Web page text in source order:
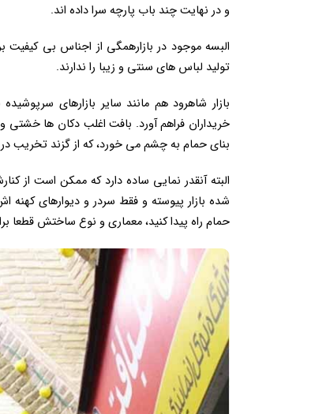
و در نهایت چند باب پارچه سرا داده اند.
البسه موجود در بازارهمگی از اجناس بی
تولید لباس های سنتی و زیبا را ندارند.
بازار شاهرود هم مانند سایر بازارهای
خریداران فراهم آورد. بافت اغلب دکان ها
بنای حمام به چشم می خورد، که از گزند تخریب
البته آنقدر نمایی ساده دارد که ممکن است از
شده بازار پیوسته و فقط سردر و دیوارهای کهنه
حمام راه پیدا کنید، معماری و نوع ساختش قطعا